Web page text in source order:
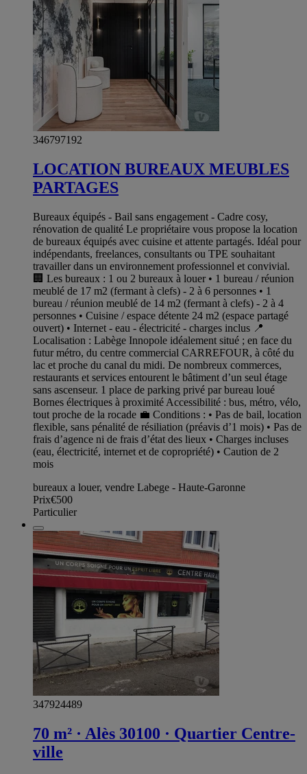
346797192
LOCATION BUREAUX MEUBLES
PARTAGES
Bureaux équipés - Bail sans engagement - Cadre cosy,
rénovation de qualité Le propriétaire vous propose la location
de bureaux équipés avec cuisine et attente partagés. Idéal pour
indépendants, freelances, consultants ou TPE souhaitant
travailler dans un environnement professionnel et convivial.
🏢 Les bureaux : 1 ou 2 bureaux à louer • 1 bureau / réunion
meublé de 17 m2 (fermant à clefs) - 2 à 6 personnes • 1
bureau / réunion meublé de 14 m2 (fermant à clefs) - 2 à 4
personnes • Cuisine / espace détente 24 m2 (espace partagé
ouvert) • Internet - eau - électricité - charges inclus 📍
Localisation : Labège Innopole idéalement situé ; en face du
futur métro, du centre commercial CARREFOUR, à côté du
lac et proche du canal du midi. De nombreux commerces,
restaurants et services entourent le bâtiment d’un seul étage
sans ascenseur. 1 place de parking privé par bureau loué
Bornes électriques à proximité Accessibilité : bus, métro, vélo,
tout proche de la rocade 💼 Conditions : • Pas de bail, location
flexible, sans pénalité de résiliation (préavis d’1 mois) • Pas de
frais d’agence ni de frais d’état des lieux • Charges incluses
(eau, électricité, internet et de copropriété) • Caution de 2
mois
bureaux a louer, vendre Labege - Haute-Garonne
Prix€500
Particulier
347924489
70 m² · Alès 30100 · Quartier Centre-
ville